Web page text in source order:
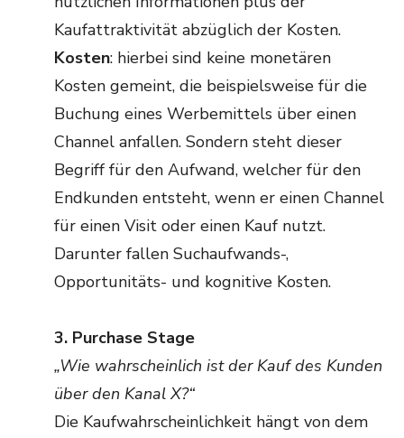
Kaufattraktivität abzüglich der Kosten.
Kosten: hierbei sind keine monetären
Kosten gemeint, die beispielsweise für die
Buchung eines Werbemittels über einen
Channel anfallen. Sondern steht dieser
Begriff für den Aufwand, welcher für den
Endkunden entsteht, wenn er einen Channel
für einen Visit oder einen Kauf nutzt.
Darunter fallen Suchaufwands-,
Opportunitäts- und kognitive Kosten.
3. Purchase Stage
„Wie wahrscheinlich ist der Kauf des Kunden
über den Kanal X?“
Die Kaufwahrscheinlichkeit hängt von dem